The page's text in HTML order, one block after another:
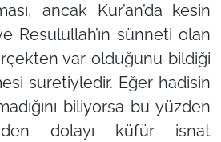
ancak Kur’an’da kesin
Resulullah’ın sünneti olan
var olduğunu bildiği
suretiyledir. Eğer hadisin
biliyorsa bu yüzden
dolayı küfür isnat